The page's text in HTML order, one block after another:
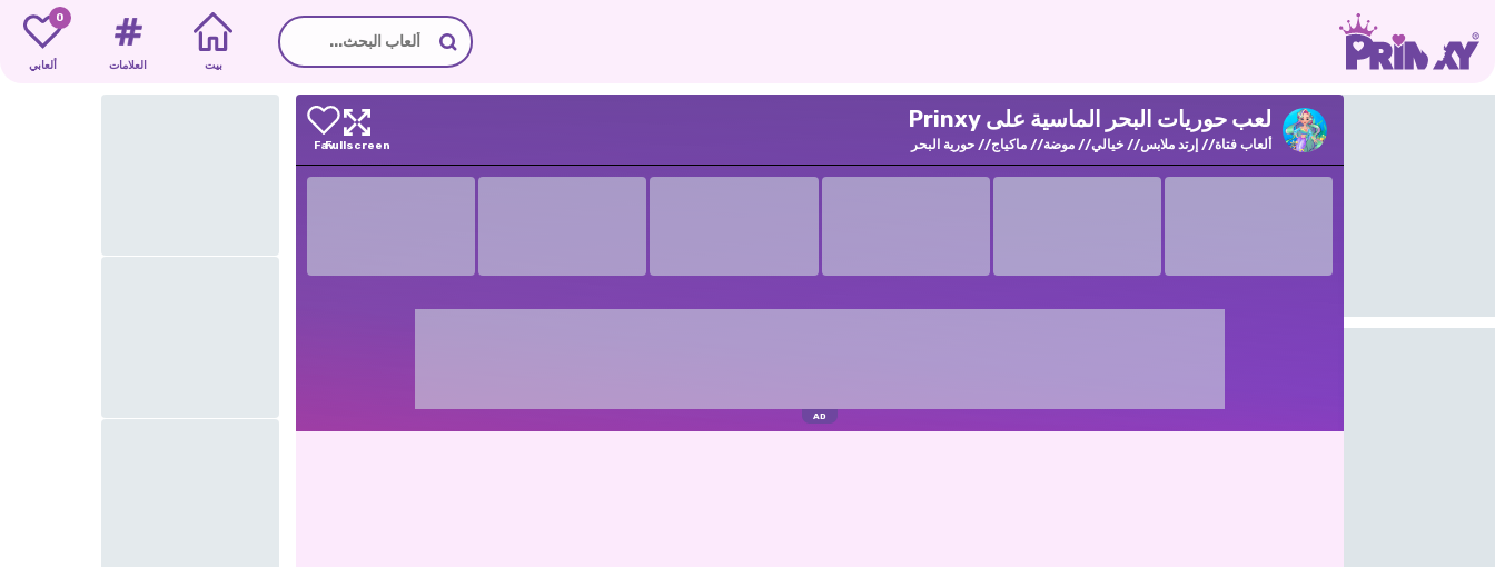
بيت العلامات
0
ألعابي
لعب حوريات البحر الماسية على Prinxy
ألعاب فتاة إرتد ملابس خيالي موضة ماكياج حورية البحر